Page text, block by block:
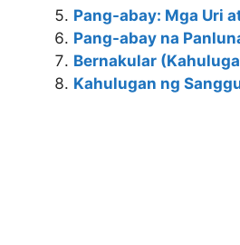
k
er
Pang-abay: Mga Uri
Pang-abay na
Bernakular
Kahulugan ng